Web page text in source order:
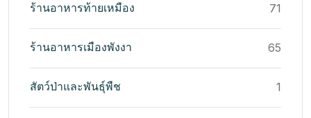
ร้านอาหารท้ายเหมือง 71
ร้านอาหารเมืองพังงา 65
สัตว์ป่าและพันธุ์พืช 1